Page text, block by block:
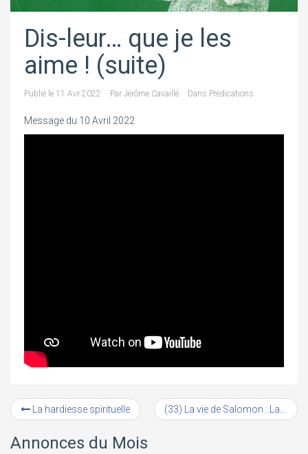
Dis-leur… que je les
aime ! (suite)
Publié le 11 Avr 2022 Par Jérôme Cavaillé Dans Prédications
Message du 10 Avril 2022
La hardiesse spirituelle
Annonces du Mois